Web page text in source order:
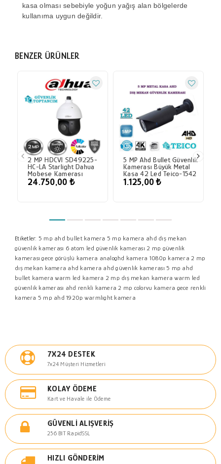
kasa olması sebebiyle yoğun yağış alan bölgelerde
kullanıma uygun değildir.
BENZER ÜRÜNLER
2 MP HDCVI SD49225-
HC-LA Starlight Dahua
Mobese Kamerası
24.750,00 ₺
5 MP Ahd Bullet Güvenlik
Kamerası Büyük Metal
Kasa 42 Led Teico-1542
1.125,00 ₺
Etiketler: 5 mp ahd bullet kamera 5 mp kamera ahd dış mekan
güvenlik kamerası 6 atom led güvenlik kamerası 2 mp güvenlik
kamerası gece görüşlü kamera analoghd kamera 1080p kamera 2 mp
dış mekan kamera ahd kamera ahd güvenlik kamerası 5 mp ahd
bullet kamera warm led kamera 2 mp dış mekan kamera warm led
güvenlik kamerası ahd renkli kamera 2 mp colorvu kamera gece renkli
kamera 5 mp ahd 1920p warmlight kamera
7X24 DESTEK
7x24 Müşteri Hizmetleri
KOLAY ÖDEME
Kart ve Havale ile Ödeme
GÜVENLI ALIŞVERIŞ
256 BIT RapidSSL
HIZLI GÖNDERIM